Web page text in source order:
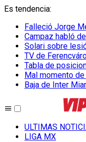
Es tendencia:
Falleció Jorge
Campaz habló
Solari sobre
TV de
Tabla de
Mal momento
Baja de Inter
ULTIMAS
LIGA MX